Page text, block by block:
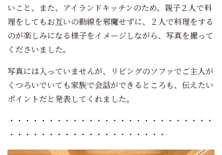
いこと、また、アイランドキッチンのため、親子２人で料
理をしてもお互いの動線を邪魔せずに、２人で料理をする
のが楽しみになる様子をイメージしながら、写真を撮って
くださいました。
写真には入っていませんが、リビングのソファでご主人が
くつろいでいても家族で会話ができるところも、伝えたい
ポイントだと発表してくれました。
・・・・・・・・・・・・・・・・・・・・・・・・・・
・・・・・・・・・・・・・・・・・・・・